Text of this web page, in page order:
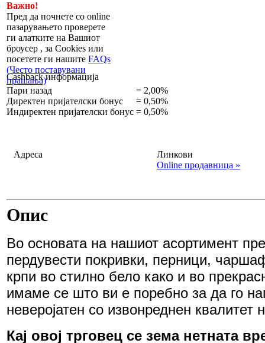
Важно!
Пред да почнете со online
пазарувањето проверете
ги алатките на Вашиот
броусер , за Cookies или
посетете ги нашите FAQs
(Често поставувани
прашања)
Cashback информација
Пари назад
= 2,00%
Директен пријателски бонус
= 0,50%
Индиректен пријателски бонус = 0,50%
Адреса
Линкови
Online продавница »
Опис
Во основата на нашиот асортимент
пердувести покривки, перници,
крпи во стилно бело како и во
имаме се што ви е поребно за да го
неверојатен со извонреднен квалитет
Кај овој трговец се зема нетната